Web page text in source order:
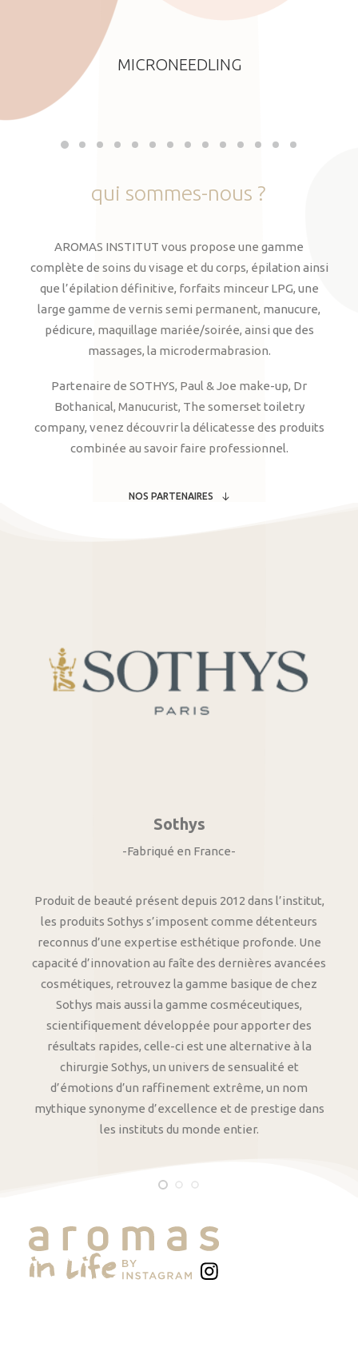
MICRONEEDLING
qui sommes-nous ?
AROMAS INSTITUT vous propose une gamme
complète de soins du visage et du corps, épilation ainsi
que l’épilation définitive, forfaits minceur LPG, une
large gamme de vernis semi permanent, manucure,
pédicure, maquillage mariée/soirée, ainsi que des
massages, la microdermabrasion.
Partenaire de SOTHYS, Paul & Joe make-up, Dr
Bothanical, Manucurist, The somerset toiletry
company, venez découvrir la délicatesse des produits
combinée au savoir faire professionnel.
NOS PARTENAIRES
Sothys
-Fabriqué en France-
Produit de beauté présent depuis 2012 dans l’institut,
les produits Sothys s’imposent comme détenteurs
reconnus d’une expertise esthétique profonde. Une
capacité d’innovation au faîte des dernières avancées
cosmétiques, retrouvez la gamme basique de chez
Sothys mais aussi la gamme cosméceutiques,
scientifiquement développée pour apporter des
résultats rapides, celle-ci est une alternative à la
chirurgie Sothys, un univers de sensualité et
d’émotions d’un raffinement extrême, un nom
mythique synonyme d’excellence et de prestige dans
les instituts du monde entier.